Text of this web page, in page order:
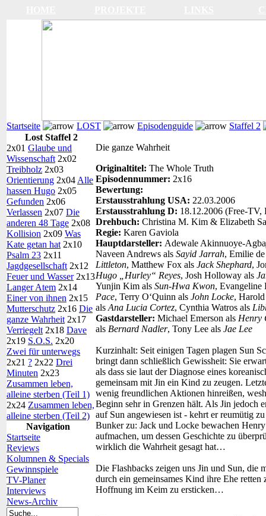
Startseite LOST Episodenguide
Staffel 2
Lost Staffel 2
2x01 Glaube und
Wissenschaft 2x02
Treibholz 2x03
Orientierung 2x04 Alle
hassen Hugo 2x05
Gefunden 2x06
Verlassen 2x07 Die
anderen 48 Tage 2x08
Kollision 2x09 Was
Kate getan hat 2x10
Psalm 23 2x11
Jagdgesellschaft 2x12
Feuer und Wasser2x13
Langer Atem 2x14
Einer von ihnen 2x15
Mutterschutz 2x16 Die
ganze Wahrheit 2x17
Verriegelt 2x18 Dave
2x19 S.O.S. 2x20
Zwei für unterwegs
2x21 ? 2x22 Drei
Minuten 2x23
Zusammen leben,
alleine sterben (Teil 1)
2x24 Zusammen leben,
alleine sterben (Teil 2)
Navigation
Startseite
Reviews
Kolumnen & Specials
Gewinnspiele
TV-Planer
Interviews
News-Archiv
Die ganze Wahrheit
Originaltitel: The Whole Truth
Episodennummer: 2x16
Bewertung:
Erstausstrahlung USA: 22.03.2006
Erstausstrahlung D: 18.12.2006 (Free-TV,
Drehbuch: Christina M. Kim & Elizabeth
Regie: Karen Gaviola
Hauptdarsteller: Adewale Akinnuoye-
Naveen Andrews als Sayid Jarrah, Emilie
Littleton, Matthew Fox als Jack Shephard,
Hugo „Hurley“ Reyes, Josh Holloway als
Yunjin Kim als Sun-Hwa Kwon,
Pace, Terry O‘Quinn als John Locke,
als Ana Lucia Cortez, Cynthia Watros als
Gastdarsteller: Michael Emerson als Henry
als Bernard Nadler, Tony Lee als Jae Lee
Kurzinhalt: Seit einigen Tagen plagen Sun
bringt dann schließlich Gewissheit: Sie
als dass sie laut der Diagnose eines
gemeinsam mit Jin ein Kind zu zeugen.
wenig freundlichen Aktionen hinreißen,
Beginn sehr in Grenzen hält. Als Jin jedoch
auf Sun angewiesen ist - kehrt er reumütig
Bunker zu: Jack und Locke bewachen
aufmachen, um dessen Geschichte zu
wirklich die Wahrheit gesagt hat…
Die Flashbacks zeigen uns Jin und Sun,
durch ein gemeinsames Kind ihre Ehe
Hoffnung im Keim zu ersticken…